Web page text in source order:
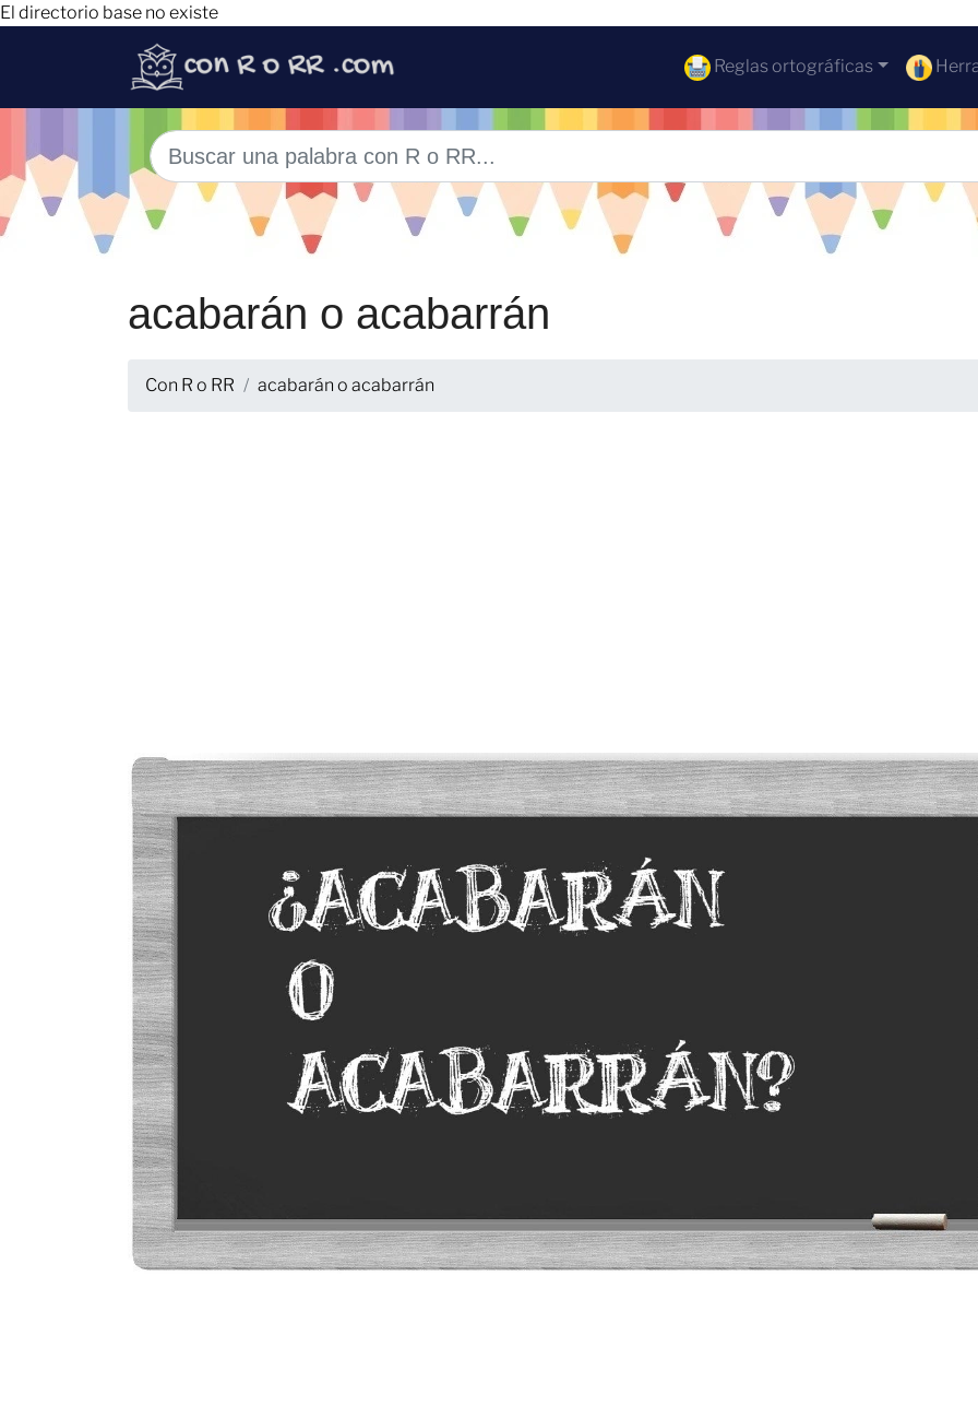
El directorio base no existe
Reglas ortográficas
acabarán o acabarrán
Con R o RR acabarán o acabarrán